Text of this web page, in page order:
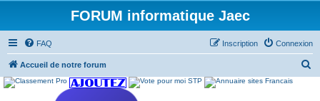
FORUM informatique Jaec
FAQ Connexion
Inscription
Accueil de notre forum